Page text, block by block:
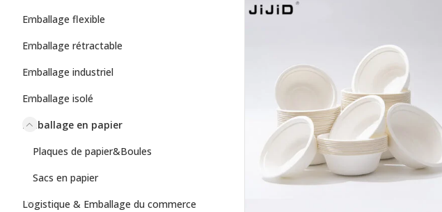
Emballage flexible
Emballage rétractable
Emballage industriel
Emballage isolé
Emballage en papier
Plaques de papier&Boules
Sacs en papier
Logistique & Emballage du commerce